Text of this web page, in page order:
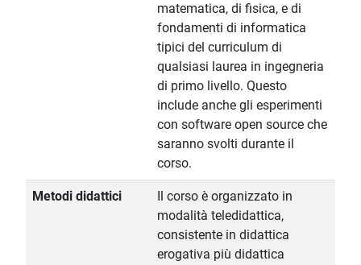
matematica, di fisica, e di
fondamenti di informatica
tipici del curriculum di
qualsiasi laurea in ingegneria
di primo livello. Questo
include anche gli esperimenti
con software open source che
saranno svolti durante il
corso.
Metodi didattici
Il corso è organizzato in
modalità teledidattica,
consistente in didattica
erogativa più didattica